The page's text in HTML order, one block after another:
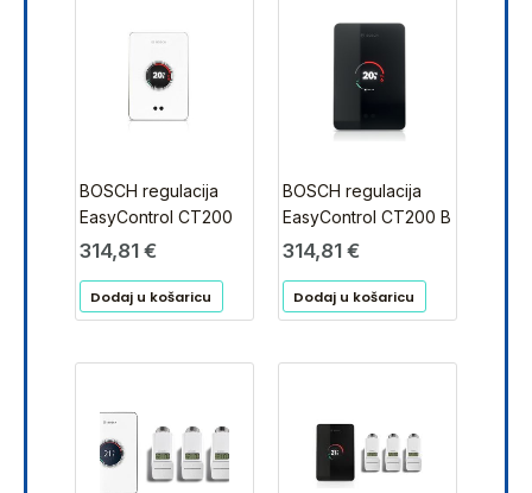
BOSCH regulacija
EasyControl CT200
314,81 €
Dodaj u košaricu
BOSCH regulacija
EasyControl CT200 B
314,81 €
Dodaj u košaricu